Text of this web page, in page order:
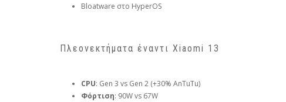
Bloatware στο HyperOS
Πλεονεκτήματα έναντι Xiaomi 13
CPU: Gen 3 vs Gen 2 (+30% AnTuTu)
Φόρτιση: 90W vs 67W